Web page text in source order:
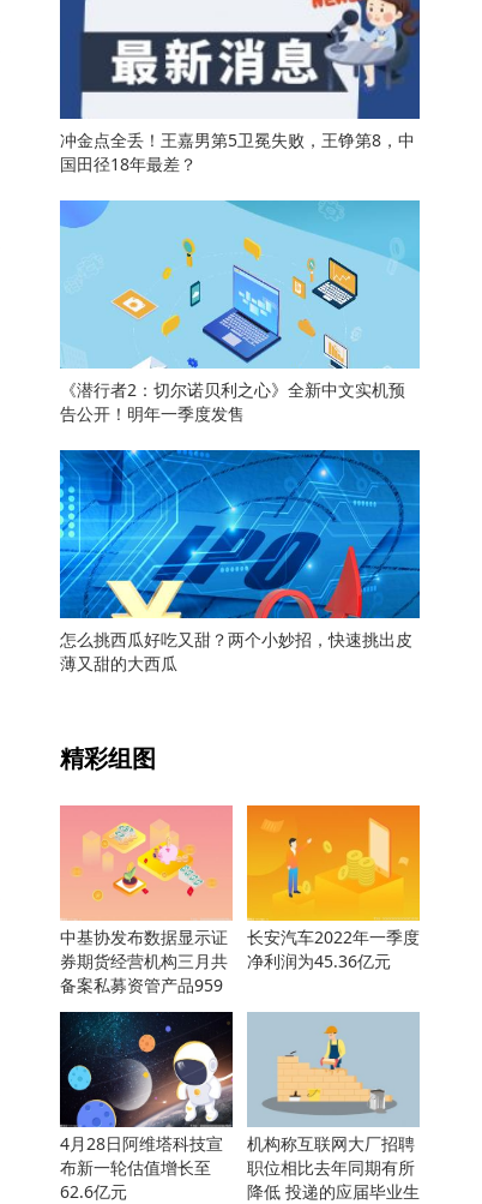
冲金点全丢！王嘉男第5卫冕失败，王铮第8，中
国田径18年最差？
《潜行者2：切尔诺贝利之心》全新中文实机预
告公开！明年一季度发售
怎么挑西瓜好吃又甜？两个小妙招，快速挑出皮
薄又甜的大西瓜
精彩组图
中基协发布数据显示证
券期货经营机构三月共
备案私募资管产品959
只
长安汽车2022年一季度
净利润为45.36亿元
4月28日阿维塔科技宣
布新一轮估值增长至
62.6亿元
机构称互联网大厂招聘
职位相比去年同期有所
降低 投递的应届毕业生